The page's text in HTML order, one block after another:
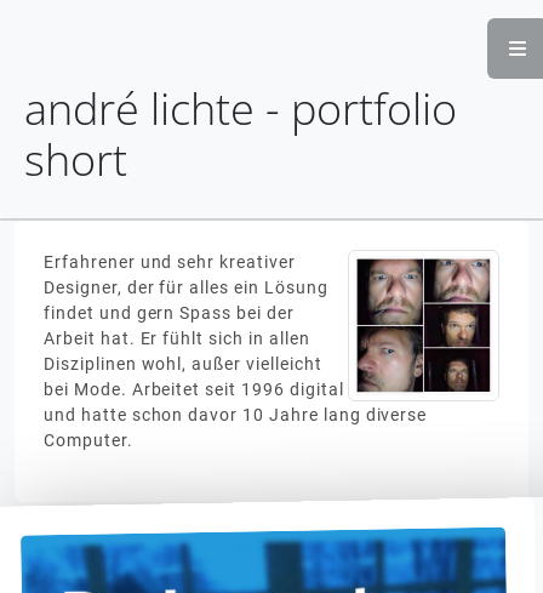
andré lichte - portfolio
short
Erfahrener und sehr kreativer
Designer, der für alles ein Lösung
findet und gern Spass bei der
Arbeit hat. Er fühlt sich in allen
Disziplinen wohl, außer vielleicht
bei Mode. Arbeitet seit 1996 digital
und hatte schon davor 10 Jahre lang diverse
Computer.